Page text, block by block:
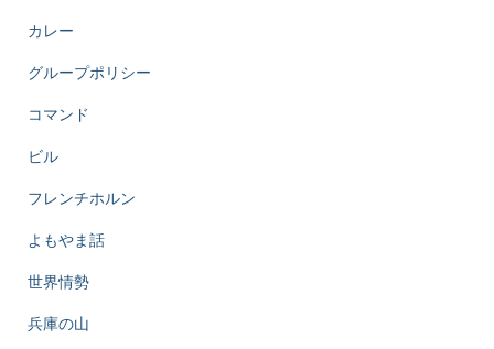
カレー
グループポリシー
コマンド
ビル
フレンチホルン
よもやま話
世界情勢
兵庫の山